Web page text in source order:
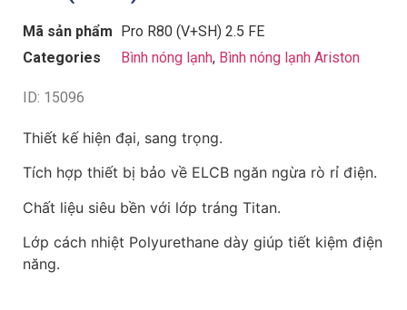
Mã sản phẩm Pro R80 (V+SH) 2.5 FE
Categories
Bình nóng lạnh, Bình nóng lạnh Ariston
ID: 15096
Thiết kế hiện đại, sang trọng.
Tích hợp thiết bị bảo về ELCB ngăn ngừa rò rỉ điện.
Chất liệu siêu bền với lớp tráng Titan.
Lớp cách nhiệt Polyurethane dày giúp tiết kiệm điện
năng.